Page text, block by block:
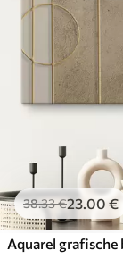
38.33€23.00 €
Aquarel grafische